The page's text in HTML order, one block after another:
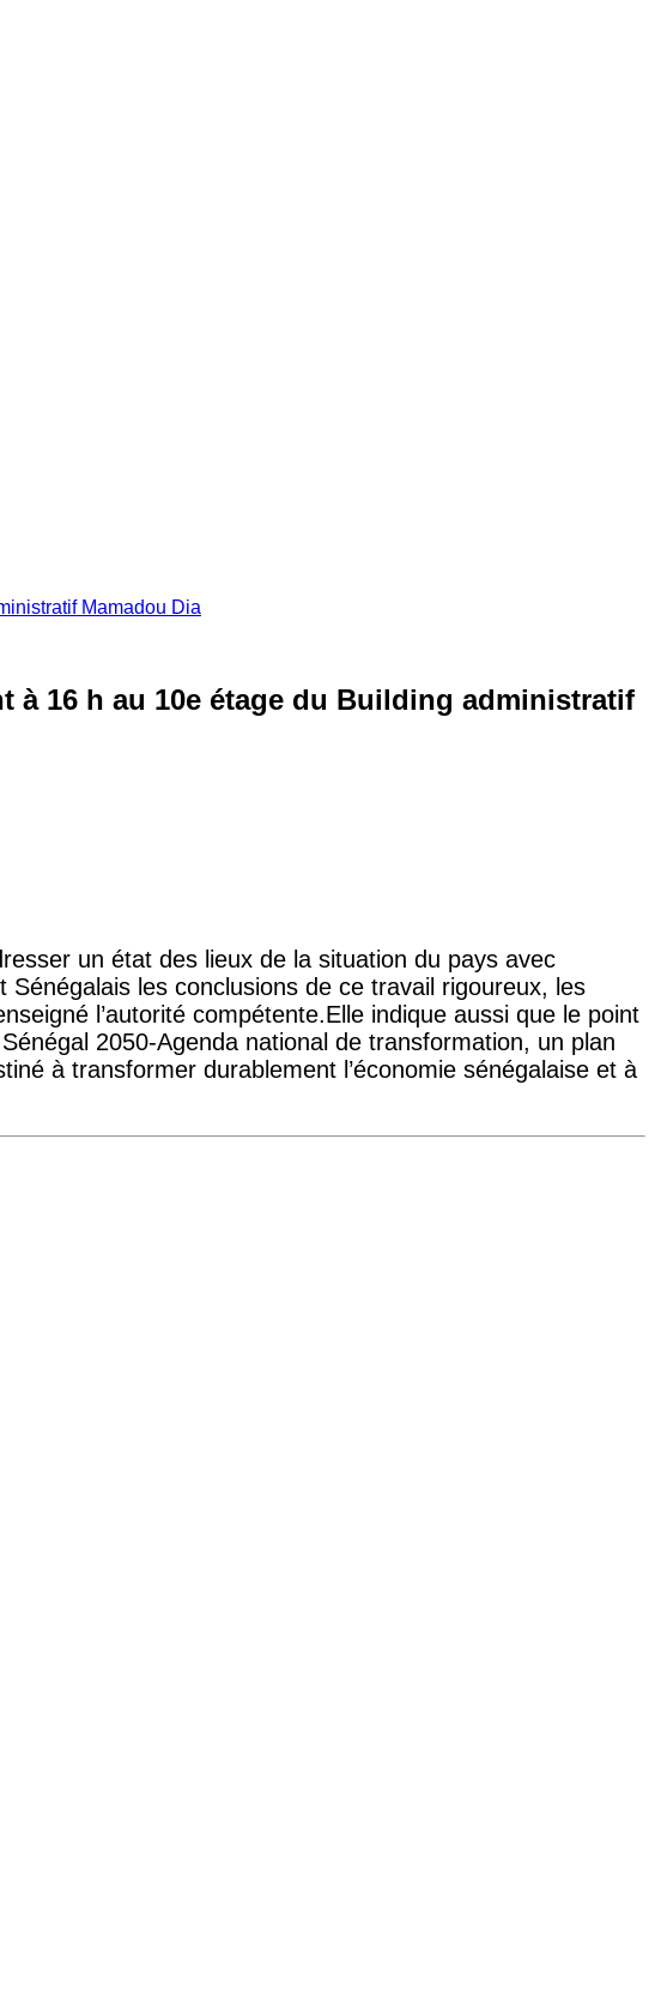
Mamadou Dia
à 16 h au 10e étage du Building administratif
un état des lieux de la situation du pays avec
Sénégalais les conclusions de ce travail rigoureux, les
l’autorité compétente.Elle indique aussi que le point
2050-Agenda national de transformation, un plan
à transformer durablement l’économie sénégalaise et à